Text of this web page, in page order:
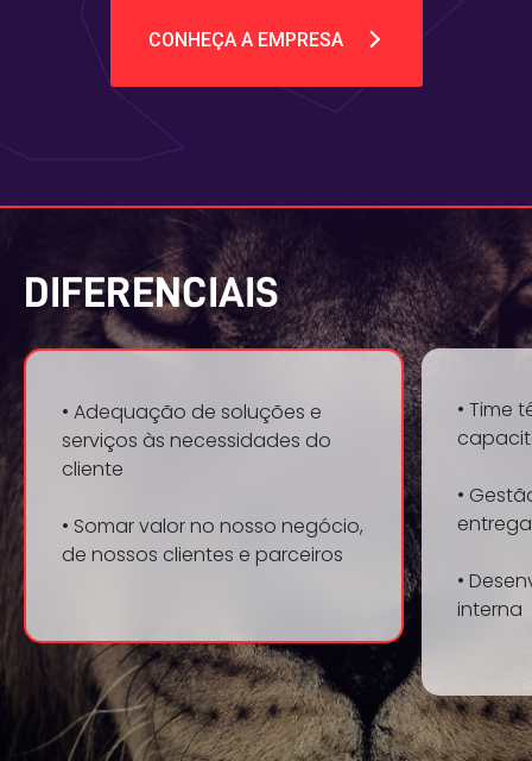
CONHEÇA A EMPRESA
DIFERENCIAIS
• Adequação de soluções e
serviços às necessidades do
cliente
• Somar valor no nosso negócio,
de nossos clientes e parceiros
• Time
•
•
interna